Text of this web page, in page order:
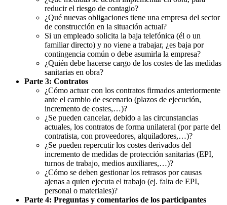
reducir el riesgo de contagio?
¿Qué nuevas obligaciones tiene una empresa del sector
de construcción en la situación actual?
Si un empleado solicita la baja telefónica (él o un
familiar directo) y no viene a trabajar, ¿es baja por
contingencia común o debe asumirla la empresa?
¿Quién debe hacerse cargo de los costes de las medidas
sanitarias en obra?
Parte 3: Contratos
¿Cómo actuar con los contratos firmados anteriormente
ante el cambio de escenario (plazos de ejecución,
incremento de costes,…)?
¿Se pueden cancelar, debido a las circunstancias
actuales, los contratos de forma unilateral (por parte del
contratista, con proveedores, alquiladores,…)?
¿Se pueden repercutir los costes derivados del
incremento de medidas de protección sanitarias (EPI,
turnos de trabajo, medios auxiliares,…)?
¿Cómo se deben gestionar los retrasos por causas
ajenas a quien ejecuta el trabajo (ej. falta de EPI,
personal o materiales)?
Parte 4: Preguntas y comentarios de los participantes